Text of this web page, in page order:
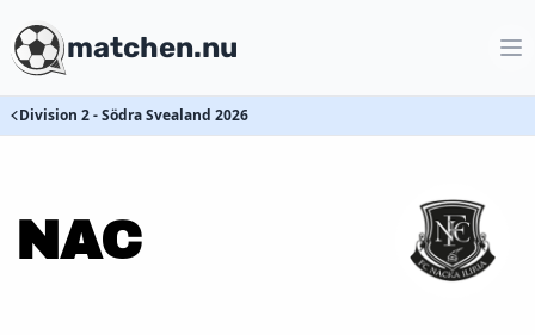
matchen.nu
Division 2 - Södra Svealand 2026
NAC